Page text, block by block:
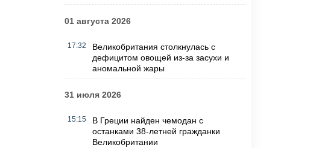
01 августа 2026
17:32
Великобритания столкнулась с
дефицитом овощей из-за засухи и
аномальной жары
31 июля 2026
15:15
В Греции найден чемодан с
останками 38-летней гражданки
Великобритании